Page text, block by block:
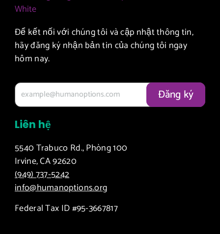
Để kết nối với chúng tôi và cập nhật thông tin,
hãy đăng ký nhận bản tin của chúng tôi ngay
hôm nay.
Liên hệ
5540 Trabuco Rd., Phòng 100
Irvine, CA 92620
(949) 737-5242
info@humanoptions.org
Federal Tax ID #95-3667817